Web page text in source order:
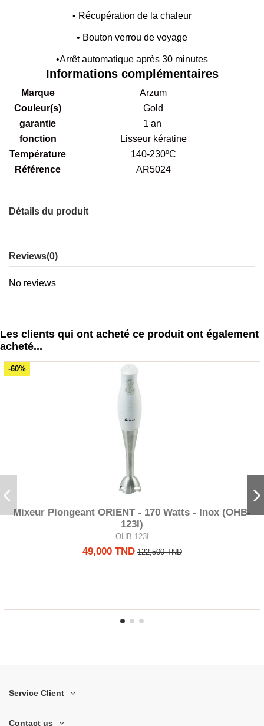
• Récupération de la chaleur
• Bouton verrou de voyage
•Arrêt automatique après 30 minutes
Informations complémentaires
Marque
Arzum
Couleur(s)
Gold
garantie
1 an
fonction
Lisseur kératine
Température
140-230ºC
Référence
AR5024
Détails du produit
Reviews(0)
No reviews
Les clients qui ont acheté ce produit ont également
acheté...
-60%
Mixeur Plongeant ORIENT - 170 Watts - Inox (OHB-
123I)
OHB-123I
49,000 TND 122,500 TND
Service Client
Contact us